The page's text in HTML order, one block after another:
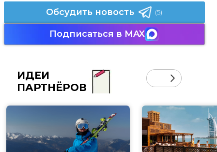
Обсудить новость (5)
Подписаться в MAX
ИДЕИ
ПАРТНЁРОВ